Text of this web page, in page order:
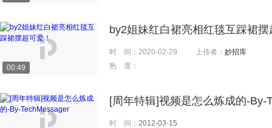
00:49
by2姐妹红白裙亮相红毯互踩裙
时 间： 2020-02-29 上传者： 妙招库
热 度：
[周年特辑]视频是怎么炼成的-By-
时 间： 2012-03-15